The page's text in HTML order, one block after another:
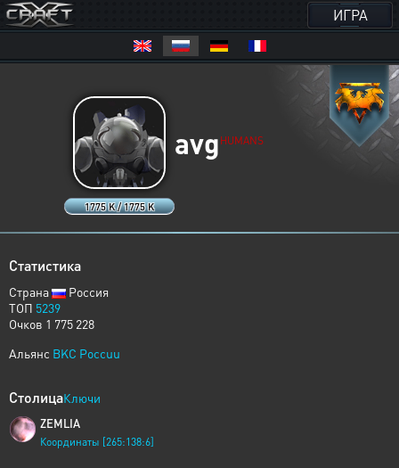
ИГРА
1775 K / 1775 K
avg HUMANS
Статистика
Страна
Россия
ТОП 5239
Очков 1 775 228
Альянс BKC Poccuu
СтолицаКлючи
ZEMLIA
Координаты [265:138:6]